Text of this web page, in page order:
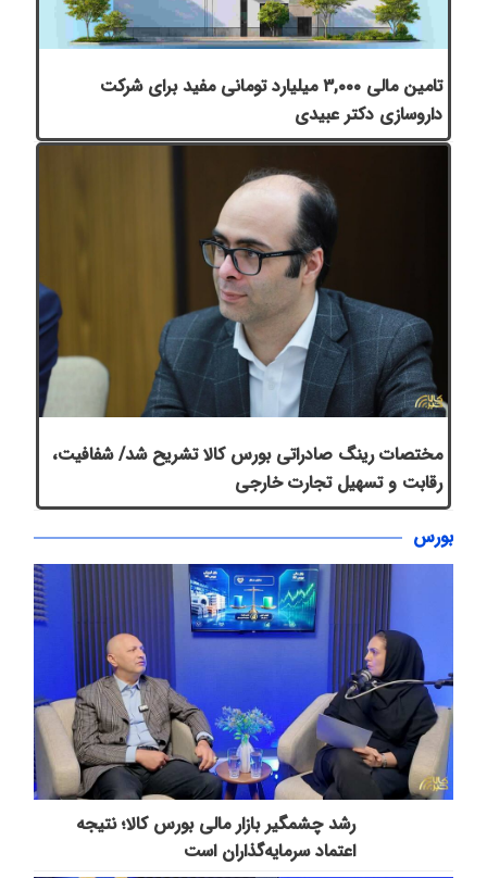
تامین مالی ۳,۰۰۰ میلیارد تومانی مفید برای شرکت
داروسازی دکتر عبیدی
مختصات رینگ صادراتی بورس کالا تشریح شد/ شفافیت،
رقابت و تسهیل تجارت خارجی
بورس
رشد چشمگیر بازار مالی بورس کالا؛ نتیجه
اعتماد سرمایه‌گذاران است